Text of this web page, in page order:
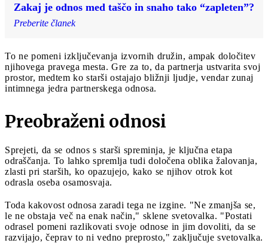
Zakaj je odnos med taščo in snaho tako “zapleten”?
Preberite članek
To ne pomeni izključevanja izvornih družin, ampak določitev
njihovega pravega mesta. Gre za to, da partnerja ustvarita svoj
prostor, medtem ko starši ostajajo bližnji ljudje, vendar zunaj
intimnega jedra partnerskega odnosa.
Preobraženi odnosi
Sprejeti, da se odnos s starši spreminja, je ključna etapa
odraščanja. To lahko spremlja tudi določena oblika žalovanja,
zlasti pri starših, ko opazujejo, kako se njihov otrok kot
odrasla oseba osamosvaja.
Toda kakovost odnosa zaradi tega ne izgine. "Ne zmanjša se,
le ne obstaja več na enak način," sklene svetovalka. "Postati
odrasel pomeni razlikovati svoje odnose in jim dovoliti, da se
razvijajo, čeprav to ni vedno preprosto," zaključuje svetovalka.